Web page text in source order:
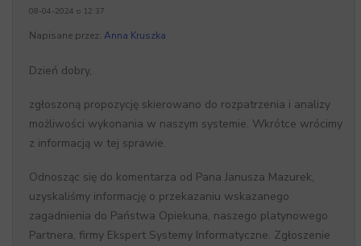
08-04-2024 o 12:37
Napisane przez: Anna Kruszka
Dzień dobry,
zgłoszoną propozycję skierowano do rozpatrzenia i analizy
możliwości wykonania w naszym systemie. Wkrótce wrócimy
z informacją w tej sprawie.
Odnosząc się do komentarza od Pana Janusza Mazurek,
uzyskaliśmy informację o przekazaniu wskazanego
zagadnienia do Państwa Opiekuna, naszego platynowego
Partnera, firmy Ekspert Systemy Informatyczne. Zgłoszenie